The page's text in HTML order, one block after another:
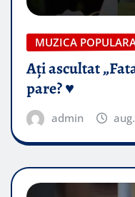
MUZICA
Ați ascultat
pare? ♥️
admin